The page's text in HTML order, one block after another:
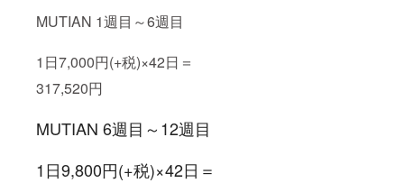
MUTIAN 1週目～6週目
1日7,000円(+税)×42日＝
317,520円
MUTIAN 6週目～12週目
1日9,800円(+税)×42日＝